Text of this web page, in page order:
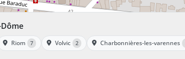
Riom 7 Volvic 2 Charbonnières-les-varennes